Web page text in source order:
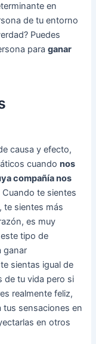
en
de tu entorno
Puedes
paraganar
causa y efecto,
cuandonos
compañía nos
te sientes
te sientes más
es muy
tipo de
ganar
sientas igual de
de tu vida pero si
realmente feliz,
tus sensaciones en
en otros